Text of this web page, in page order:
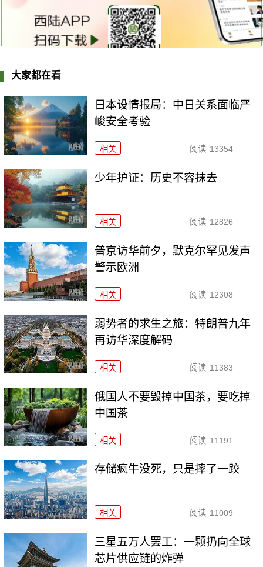
大家都在看
日本设情报局：中日关系面临严
峻安全考验
相关 阅读 13354
少年护证：历史不容抹去
相关 阅读 12826
普京访华前夕，默克尔罕见发声
警示欧洲
相关 阅读 12308
弱势者的求生之旅：特朗普九年
再访华深度解码
相关 阅读 11383
俄国人不要毁掉中国茶，要吃掉
中国茶
相关 阅读 11191
存储疯牛没死，只是摔了一跤
相关 阅读 11009
三星五万人罢工：一颗扔向全球
芯片供应链的炸弹